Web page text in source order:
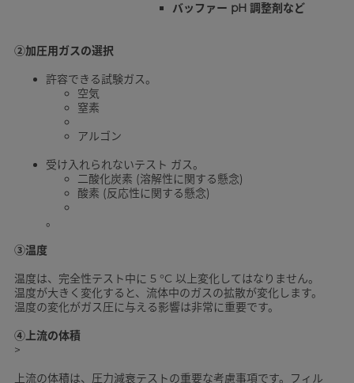
バッファー pH 調整剤など
②加圧用ガスの選択
許容できる試験ガス。
空気
窒素
アルゴン
受け入れられないテスト ガス。
二酸化炭素 (溶解性に関する懸念)
酸素 (反応性に関する懸念)
。
③温度
温度は、完全性テスト中に 5 °C 以上変化してはなりません。
温度が大きく変化すると、流体中のガスの拡散が変化します。
温度の変化がガス圧に与える影響は非常に重要です。
④上流の体積
>
上流の体積は、圧力減衰テストの重要な考慮事項です。フィル